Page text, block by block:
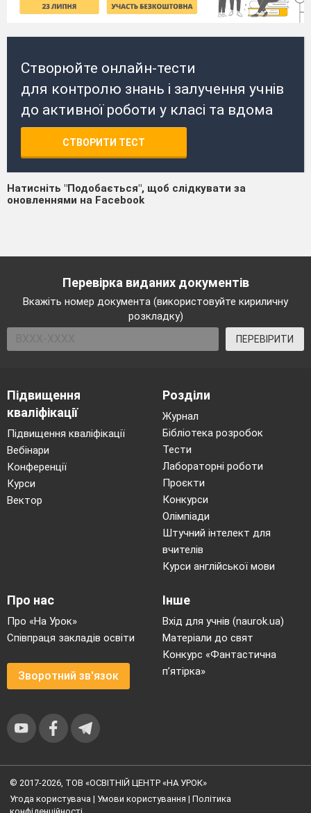
Створюйте онлайн-тести
для контролю знань і залучення учнів
до активної роботи у класі та вдома
СТВОРИТИ ТЕСТ
Натисніть "Подобається", щоб слідкувати за
оновленнями на Facebook
Перевірка виданих документів
Вкажіть номер документа (використовуйте кириличну
розкладку)
ПЕРЕВІРИТИ
Підвищення
кваліфікації
Підвищення кваліфікації
Вебінари
Конференції
Курси
Вектор
Розділи
Журнал
Бібліотека розробок
Тести
Лабораторні роботи
Проєкти
Конкурси
Олімпіади
Штучний інтелект для
вчителів
Курси англійської мови
Про нас
Про «На Урок»
Співпраця закладів освіти
Зворотний зв'язок
Інше
Вхід для учнів (naurok.ua)
Матеріали до свят
Конкурс «Фантастична
п’ятірка»
© 2017-2026, ТОВ «ОСВІТНІЙ ЦЕНТР «НА УРОК»
Угода користувача | Умови користування | Політика